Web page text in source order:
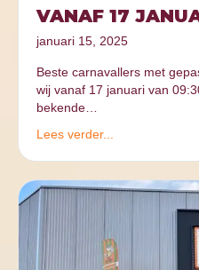
VANAF 17
januari 15, 2025
Beste carnavallers met
wij vanaf 17 januari van
bekende…
Lees verder...